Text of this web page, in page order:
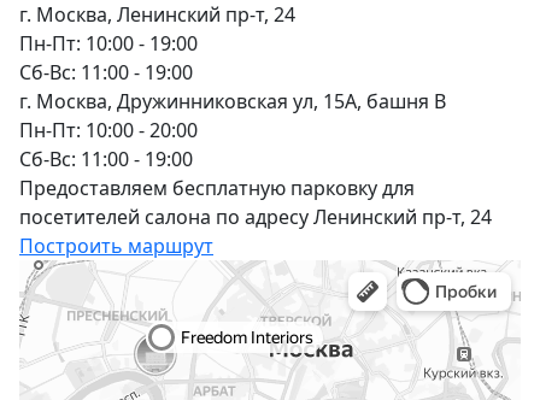
г. Москва, Ленинский пр-т, 24
Пн-Пт: 10:00 - 19:00
Сб-Вс: 11:00 - 19:00
г. Москва, Дружинниковская ул, 15А, башня В
Пн-Пт: 10:00 - 20:00
Сб-Вс: 11:00 - 19:00
Предоставляем бесплатную парковку для
посетителей салона по адресу Ленинский пр-т, 24
Построить маршрут